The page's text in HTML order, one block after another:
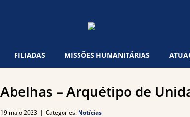
FILIADAS MISSÕES HUMANITÁRIAS
Abelhas – Arquétipo de
19 maio 2023 | Categories: Notícias